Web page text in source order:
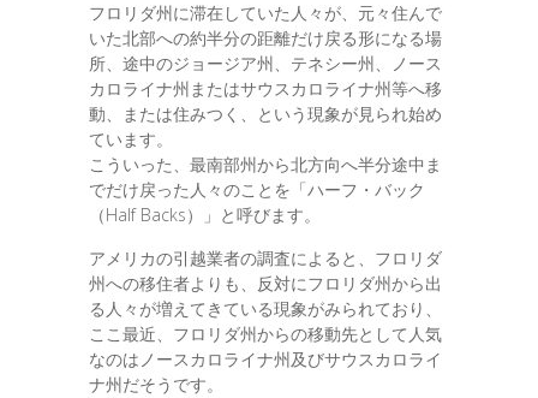
フロリダ州に滞在していた人々が、元々住んで
いた北部への約半分の距離だけ戻る形になる場
所、途中のジョージア州、テネシー州、ノース
カロライナ州またはサウスカロライナ州等へ移
動、または住みつく、という現象が見られ始め
ています。
こういった、最南部州から北方向へ半分途中ま
でだけ戻った人々のことを「ハーフ・バック
（Half Backs）」と呼びます。
アメリカの引越業者の調査によると、フロリダ
州への移住者よりも、反対にフロリダ州から出
る人々が増えてきている現象がみられており、
ここ最近、フロリダ州からの移動先として人気
なのはノースカロライナ州及びサウスカロライ
ナ州だそうです。